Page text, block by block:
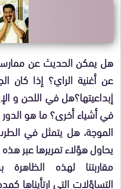
هل يمكن الحديث عن
عن أغنية الراي؟ إذا كان
إبداعيتها؟هل في اللحن و
في أشياء أخرى؟ ما هو
الموجة، هل يتمثل في
يحاول هؤلاء تمريرها عبر هذه
مقاربتنا لهذه
التساؤلات التي ارتأيناها